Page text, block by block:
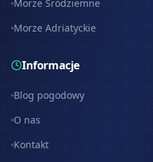
Morze Śródziemne
Morze Adriatyckie
Informacje
Blog pogodowy
O nas
Kontakt